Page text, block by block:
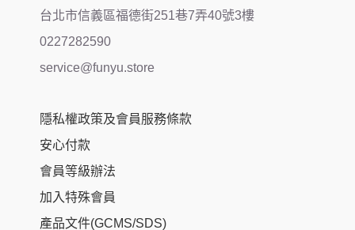
台北市信義區福德街251巷7弄40號3樓
0227282590
service@funyu.store
隱私權政策及會員服務條款
安心付款
會員等級辦法
加入特殊會員
產品文件(GCMS/SDS)